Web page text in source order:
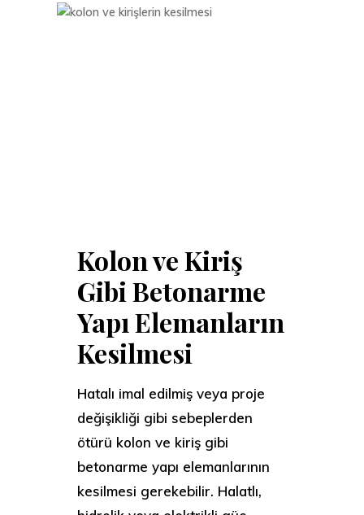
Kolon ve Kiriş
Gibi Betonarme
Yapı Elemanların
Kesilmesi
Hatalı imal edilmiş veya proje
değişikliği gibi sebeplerden
ötürü kolon ve kiriş gibi
betonarme yapı elemanlarının
kesilmesi gerekebilir. Halatlı,